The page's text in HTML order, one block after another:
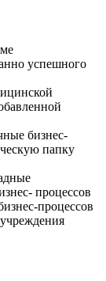
успешного
бизнес-
папку
процессов
процессов